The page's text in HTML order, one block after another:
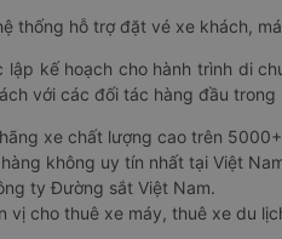
thống hỗ trợ đặt vé xe khách,
lập kế hoạch cho hành trình di
với các đối tác hàng đầu
xe chất lượng cao trên
không uy tín nhất tại Việt
ty Đường sắt Việt Nam.
vị cho thuê xe máy, thuê xe du